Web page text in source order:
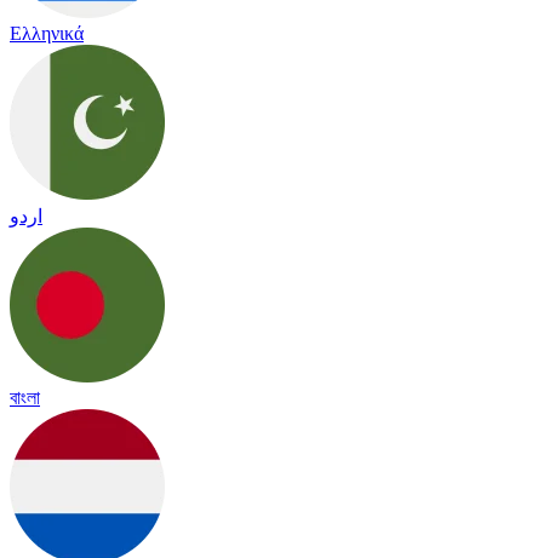
Ελληνικά
اردو
বাংলা